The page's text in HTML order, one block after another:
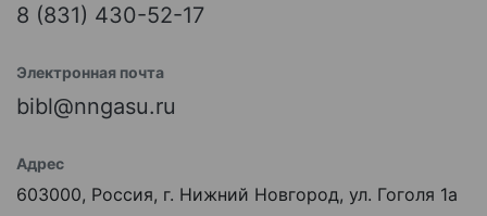
8 (831) 430-52-17
Электронная почта
bibl@nngasu.ru
Адрес
603000, Россия, г. Нижний Новгород, ул. Гоголя 1а